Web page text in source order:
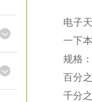
电子
一下
规格
百分
千分